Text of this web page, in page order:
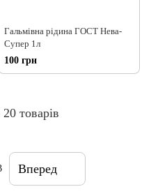
Гальмівна рідина ГОСТ Нева-
Супер 1л
100 грн
товарів
Вперед